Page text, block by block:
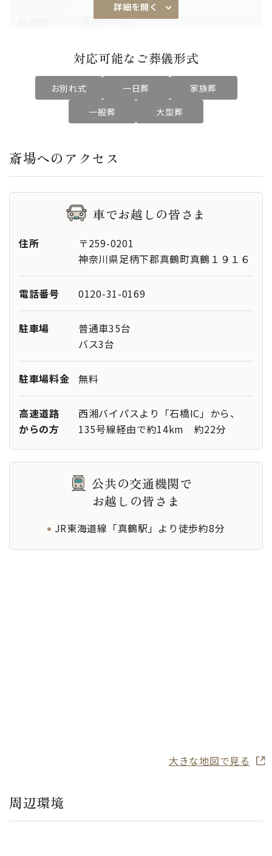
普通車35台
対応宗教
特記事項 -
詳細を開く
対応可能なご葬儀形式
お別れ式 一日葬
家族葬
一般葬
大型葬
斎場へのアクセス
車でお越しの皆さま
住所
〒259-0201
神奈川県足柄下郡真鶴町真鶴１９１６
電話番号 0120-31-0169
駐車場
普通車35台
バス3台
駐車場料金 無料
高速道路
からの方
西湘バイパスより「石橋IC」から、
135号線経由で約14km 約22分
公共の交通機関で
お越しの皆さま
JR東海道線「真鶴駅」より徒歩約8分
大きな地図で見る
周辺環境